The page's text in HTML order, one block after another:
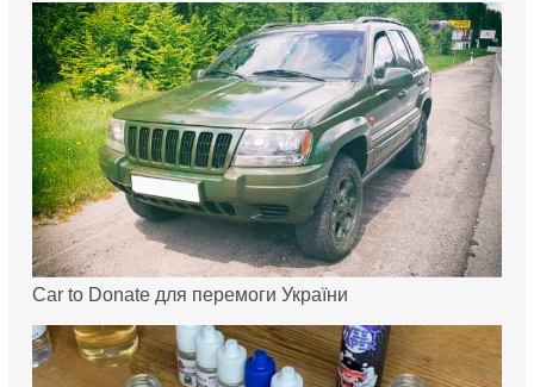
Car to Donate для перемоги України